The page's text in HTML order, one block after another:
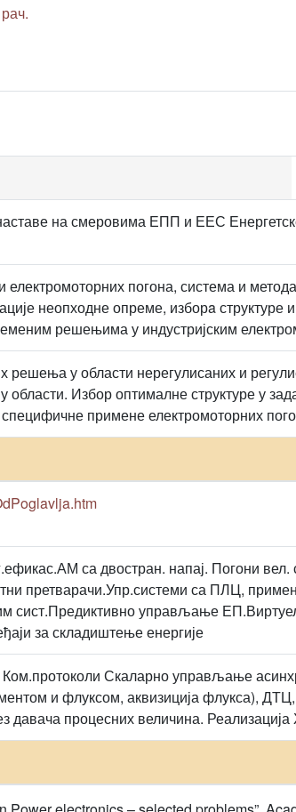
на смеровима ЕПП и ЕЕС
електромоторних погона, система и
неопходне опреме, изборa
решењима у индустријским
у области нерегулисаних и
Избор оптималне структуре у
примене електромоторних
са двостран. напај. Погони
претварачи.Упр.системи са ПЛЦ,
сист.Предиктивно управљање
за складиштење енергије
Скаларно управљање
и флуксом, аквизиција флукса),
давача процесних величина.